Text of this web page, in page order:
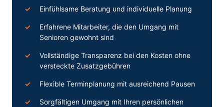
Einfühlsame Beratung und individuelle Planung
Erfahrene Mitarbeiter, die den Umgang mit
Senioren gewohnt sind
Vollständige Transparenz bei den Kosten ohne
versteckte Zusatzgebühren
Flexible Terminplanung mit ausreichend Pausen
Sorgfältigen Umgang mit Ihren persönlichen